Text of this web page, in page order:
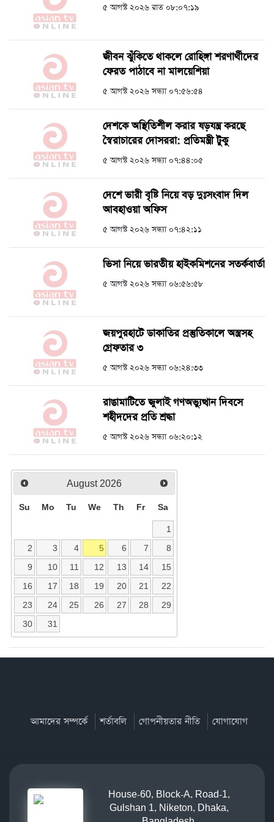
৫ আগস্ট ২০২৬ রাত ০৮:০৭:১৯
জীবন ঝুঁকিতে থাকলে রোহিঙ্গা শরণার্থীদের
ফেরত পাঠাবে না মালয়েশিয়া
৫ আগস্ট ২০২৬ সন্ধ্যা ০৭:৫৬:৫৪
দেশকে অস্থিতিশীল করার ষড়যন্ত্র করছে
স্বৈরাচারের দোসররা: প্রতিমন্ত্রী টুকু
৫ আগস্ট ২০২৬ সন্ধ্যা ০৭:৪৪:০৫
দেশে ভারী বৃষ্টি নিয়ে বড় দুঃসংবাদ দিল
আবহাওয়া অফিস
৫ আগস্ট ২০২৬ সন্ধ্যা ০৭:৪২:১১
ভিসা নিয়ে ভারতীয় হাইকমিশনের সতর্কবার্তা
৫ আগস্ট ২০২৬ সন্ধ্যা ০৬:৫৬:৫৮
জয়পুরহাটে ডাকাতির প্রস্তুতিকালে অস্ত্রসহ
গ্রেফতার ৩
৫ আগস্ট ২০২৬ সন্ধ্যা ০৬:২৪:৩৩
রাঙামাটিতে জুলাই গণঅভ্যুত্থান দিবসে
শহীদদের প্রতি শ্রদ্ধা
৫ আগস্ট ২০২৬ সন্ধ্যা ০৬:২০:১২
August 2026
Su Mo Tu We Th Fr Sa
1
2
3 4 5 6 7
8
9
10 11 12 13 14
15
16
17 18 19 20 21
22
23
24 25 26 27 28
29
30
31
আমাদের সম্পর্কে শর্তাবলি গোপনীয়তার নীতি যোগাযোগ
House-60, Block-A, Road-1,
Gulshan 1, Niketon, Dhaka,